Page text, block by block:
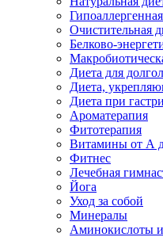
Очистительная
Белково-
Диета для
Диета,
Диета при
Ароматерапия
Фитотерапия
Витамины от А
Фитнес
Лечебная
Йога
Уход за собой
Минералы
Аминокислоты